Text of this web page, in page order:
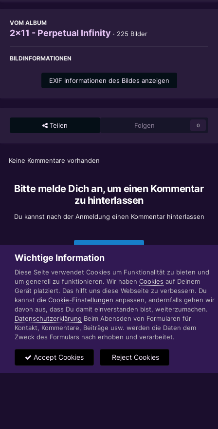
VOM ALBUM
2x11 - Perpetual Infinity · 225 Bilder
BILDINFORMATIONEN
EXIF Informationen des Bildes anzeigen
Teilen Folgen 0
Keine Kommentare vorhanden
Bitte melde Dich an, um einen Kommentar
zu hinterlassen
Du kannst nach der Anmeldung einen Kommentar hinterlassen
Datenschutzerklärung Impressum
© 1999 - 2022 RÄBIGER IT|WEB|VIDEO|CONSULTING
www.raebiger.pro
Powered by Invision Community
Wichtige Information
Diese Seite verwendet Cookies um Funktionalität zu bieten und
um generell zu funktionieren. Wir haben Cookies auf Deinem
Gerät platziert. Das hilft uns diese Webseite zu verbessern. Du
kannst die Cookie-Einstellungen anpassen, andernfalls gehen wir
davon aus, dass Du damit einverstanden bist, weiterzumachen.
Datenschutzerklärung Beim Abensden von Formularen für
Kontakt, Kommentare, Beiträge usw. werden die Daten dem
Zweck des Formulars nach erhoben und verarbeitet.
Accept Cookies Reject Cookies